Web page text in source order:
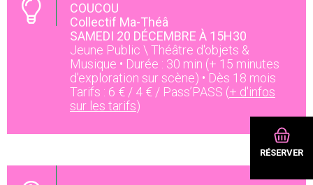
RÉSERVER
COUCOU
Collectif Ma-Théâ
SAMEDI 20 DÉCEMBRE À 15H30
Jeune Public \ Théâtre d'objets &
Musique • Durée : 30 min (+ 15 minutes
d'exploration sur scène) • Dès 18 mois
Tarifs : 6 € / 4 € / Pass’PASS (+ d'infos
sur les tarifs)